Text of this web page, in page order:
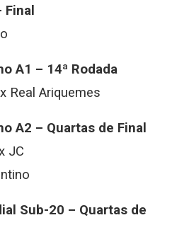
A1 – 14ª Rodada
Real Ariquemes
A2 – Quartas de Final
JC
Sub-20 – Quartas de